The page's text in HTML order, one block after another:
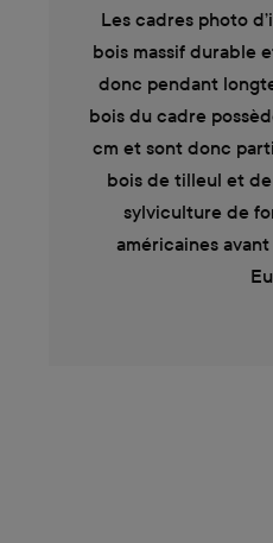
Les cadres photo
bois massif durable
donc pendant
bois du cadre
cm et sont donc
bois de tilleul et de
sylviculture de
américaines avant